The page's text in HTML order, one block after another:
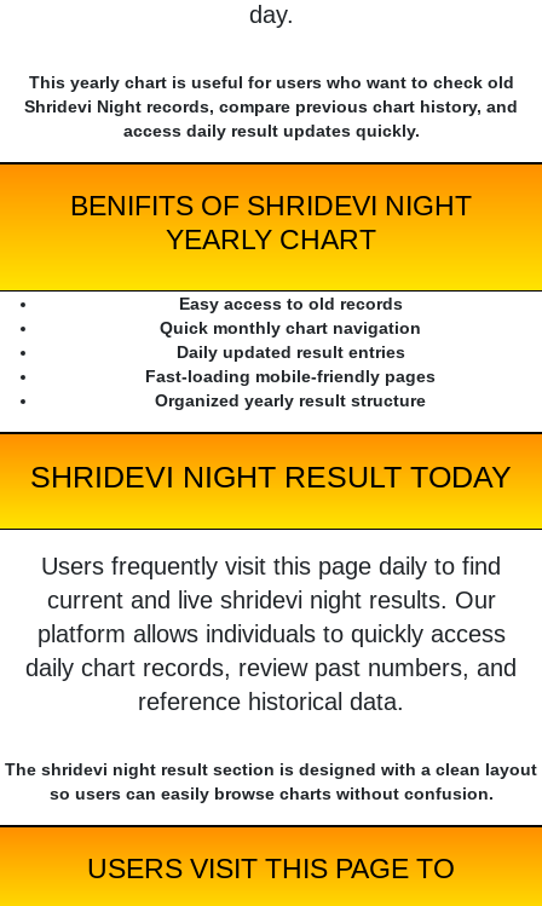
day.
This yearly chart is useful for users who want to check old
Shridevi Night records, compare previous chart history, and
access daily result updates quickly.
BENIFITS OF SHRIDEVI NIGHT
YEARLY CHART
Easy access to old records
Quick monthly chart navigation
Daily updated result entries
Fast-loading mobile-friendly pages
Organized yearly result structure
SHRIDEVI NIGHT RESULT TODAY
Users frequently visit this page daily to find
current and live shridevi night results. Our
platform allows individuals to quickly access
daily chart records, review past numbers, and
reference historical data.
The shridevi night result section is designed with a clean layout
so users can easily browse charts without confusion.
USERS VISIT THIS PAGE TO